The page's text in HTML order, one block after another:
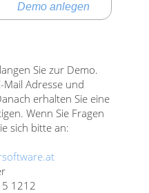
Demo anlegen
Sie zur Demo.
Mail Adresse und
erhalten Sie eine
Wenn Sie Fragen
sich bitte an:
1212